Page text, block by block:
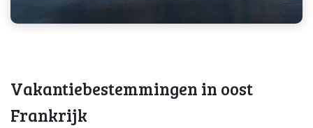
Vakantiebestemmingen in oost
Frankrijk